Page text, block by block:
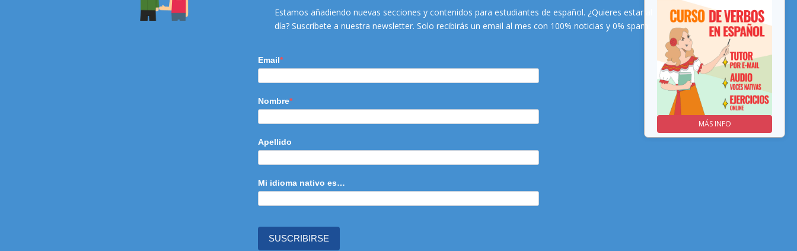
MÁS INFO MÁS INFO
Estamos añadiendo nuevas secciones y contenidos para estudiantes de español. ¿Quieres estar al
día? Suscríbete a nuestra newsletter. Solo recibirás un email al mes con 100% noticias y 0% spam:
Email
Nombre
Apellido
Mi idioma nativo es…
SUSCRIBIRSE